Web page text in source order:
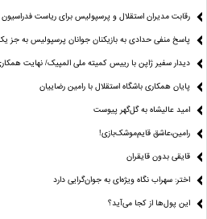
رقابت مدیران استقلال و پرسپولیس برای ریاست
پاسخ منفی حدادی به بازیکنان جوانان پرسپولیس به جز
دیدار سفیر ژاپن با رییس کمیته ملی المپیک/ نهایت همکاری
پایان همکاری باشگاه استقلال با رامین رضاییان
امید عالیشاه به گل‌گهر پیوست
رامین،عاشق قایم‌موشک‌بازی!
قایقی بدون قایقران
اختر: سهراب نگاه ویژه‌ای به جوان‌گرایی دارد
این پول‌ها از کجا می‌آید؟